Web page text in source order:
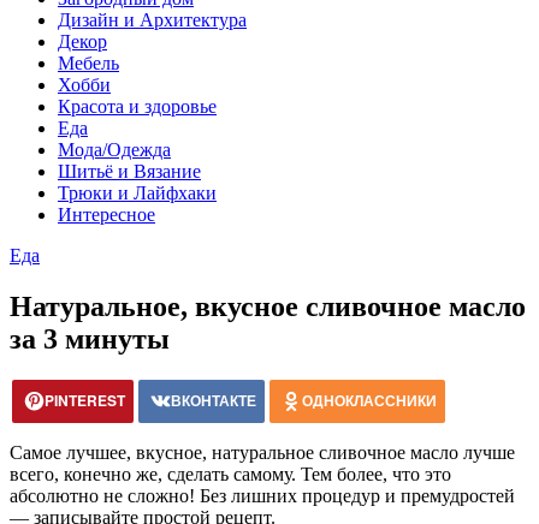
Дизайн и Архитектура
Декор
Мебель
Хобби
Красота и здоровье
Еда
Мода/Одежда
Шитьё и Вязание
Трюки и Лайфхаки
Интересное
Еда
Натуральное, вкусное сливочное масло
за 3 минуты
PINTEREST ВКОНТАКТЕ ОДНОКЛАССНИКИ
Самое лучшее, вкусное, натуральное сливочное масло лучше
всего, конечно же, сделать самому. Тем более, что это
абсолютно не сложно! Без лишних процедур и премудростей
— записывайте простой рецепт.